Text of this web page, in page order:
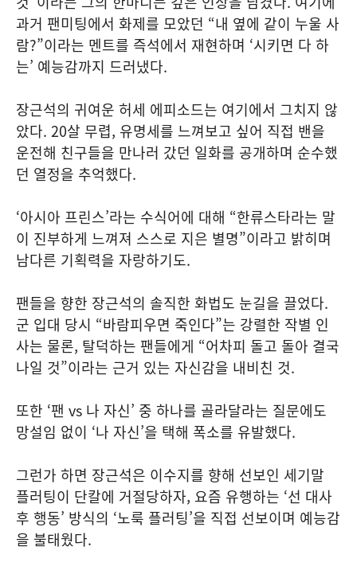
과거 팬미팅에서 화제를 모았던 “내 옆에 같이 누울 사
람?”이라는 멘트를 즉석에서 재현하며 ‘시키면 다 하
는’ 예능감까지 드러냈다.
장근석의 귀여운 허세 에피소드는 여기에서 그치지 않
았다. 20살 무렵, 유명세를 느껴보고 싶어 직접 밴을
운전해 친구들을 만나러 갔던 일화를 공개하며 순수했
던 열정을 추억했다.
‘아시아 프린스’라는 수식어에 대해 “한류스타라는 말
이 진부하게 느껴져 스스로 지은 별명”이라고 밝히며
남다른 기획력을 자랑하기도.
팬들을 향한 장근석의 솔직한 화법도 눈길을 끌었다.
군 입대 당시 “바람피우면 죽인다”는 강렬한 작별 인
사는 물론, 탈덕하는 팬들에게 “어차피 돌고 돌아 결국
나일 것”이라는 근거 있는 자신감을 내비친 것.
또한 ‘팬 vs 나 자신’ 중 하나를 골라달라는 질문에도
망설임 없이 ‘나 자신’을 택해 폭소를 유발했다.
그런가 하면 장근석은 이수지를 향해 선보인 세기말
플러팅이 단칼에 거절당하자, 요즘 유행하는 ‘선 대사
후 행동’ 방식의 ‘노룩 플러팅’을 직접 선보이며 예능감
을 불태웠다.